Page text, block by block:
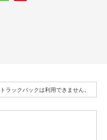
トラックバックは利用できません。